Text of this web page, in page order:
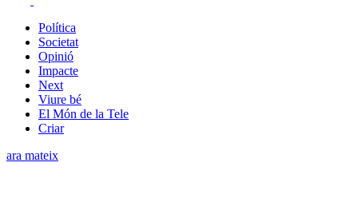
Política
Societat
Opinió
Impacte
Next
Viure bé
El Món de la Tele
Criar
ara mateix